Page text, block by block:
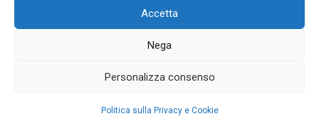
Accetta
Nega
Personalizza consenso
Politica sulla Privacy e Cookie
protocollo@pec.conservatoriovibovalentia.it